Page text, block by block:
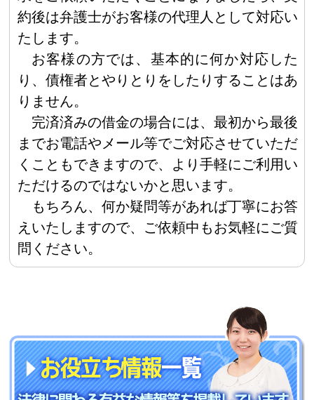
約後は弁護士がお客様の代理人として対応い
たします。
お客様の方では、基本的に何か対応した
り、債権者とやりとりをしたりすることはあ
りません。
完済済みの借金の場合には、最初から最後
までお電話やメール等でご対応させていただ
くこともできますので、より手軽にご利用い
ただけるのではないかと思います。
もちろん、何か疑問等があれば丁寧にお答
えいたしますので、ご依頼中もお気軽にご質
問ください。